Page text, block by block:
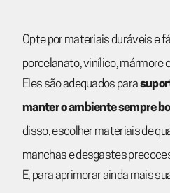
Opte por materiais duráveis e
porcelanato, vinílico, mármore
Eles são adequados para
manter o ambiente sempre
disso, escolher materiais de
manchas e desgastes
E, para aprimorar ainda mais